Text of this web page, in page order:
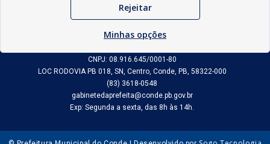
INFORMAÇÕES
CNPJ: 08.916.645/0001-80
LOC RODOVIA PB 018, SN, Centro, Conde, PB, 58322-000
(83) 3618-0548
gabinetedaprefeita@conde.pb.gov.br
Exp: Segunda a sexta, das 8h às 14h.
Rejeitar
Minhas opções